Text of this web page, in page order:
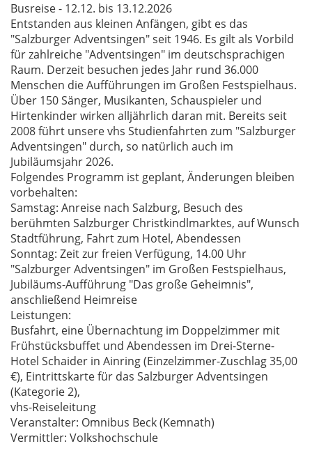
Busreise - 12.12. bis 13.12.2026
Entstanden aus kleinen Anfängen, gibt es das
"Salzburger Adventsingen" seit 1946. Es gilt als Vorbild
für zahlreiche "Adventsingen" im deutschsprachigen
Raum. Derzeit besuchen jedes Jahr rund 36.000
Menschen die Aufführungen im Großen Festspielhaus.
Über 150 Sänger, Musikanten, Schauspieler und
Hirtenkinder wirken alljährlich daran mit. Bereits seit
2008 führt unsere vhs Studienfahrten zum "Salzburger
Adventsingen" durch, so natürlich auch im
Jubiläumsjahr 2026.
Folgendes Programm ist geplant, Änderungen bleiben
vorbehalten:
Samstag: Anreise nach Salzburg, Besuch des
berühmten Salzburger Christkindlmarktes, auf Wunsch
Stadtführung, Fahrt zum Hotel, Abendessen
Sonntag: Zeit zur freien Verfügung, 14.00 Uhr
"Salzburger Adventsingen" im Großen Festspielhaus,
Jubiläums-Aufführung "Das große Geheimnis",
anschließend Heimreise
Leistungen:
Busfahrt, eine Übernachtung im Doppelzimmer mit
Frühstücksbuffet und Abendessen im Drei-Sterne-
Hotel Schaider in Ainring (Einzelzimmer-Zuschlag 35,00
€), Eintrittskarte für das Salzburger Adventsingen
(Kategorie 2),
vhs-Reiseleitung
Veranstalter: Omnibus Beck (Kemnath)
Vermittler: Volkshochschule